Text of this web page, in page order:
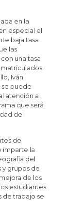
en la
especial el
baja tasa
las
una tasa
Iván
se puede
atención a
que será
del
de
imparte la
del
y grupos de
de los
estudiantes
de trabajo se